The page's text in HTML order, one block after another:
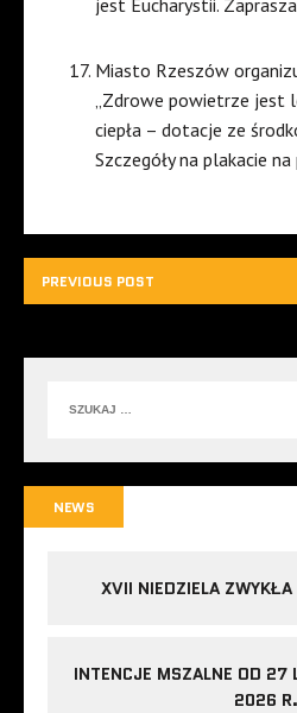
jest Eucharystii.
Miasto Rzeszów
„Zdrowe powietrze jest
ciepła – dotacje ze
Szczegóły na plakacie
PREVIOUS POST
NEWS
XVII NIEDZIELA
INTENCJE MSZALNE OD 27
2026 R.